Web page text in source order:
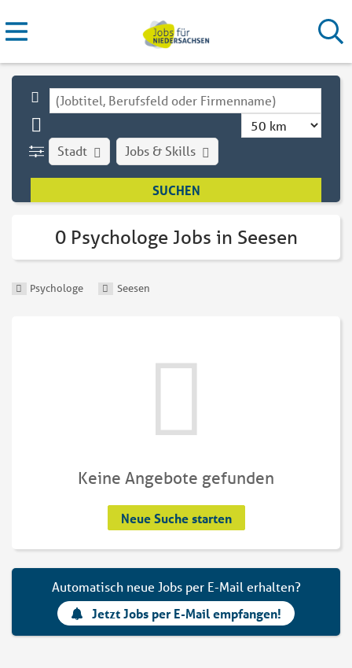
Stadt Jobs & Skills
0 Psychologe Jobs in Seesen
Psychologe Seesen
Keine Angebote gefunden
Neue Suche starten
Automatisch neue Jobs per E-Mail erhalten?
Jetzt Jobs per E-Mail empfangen!